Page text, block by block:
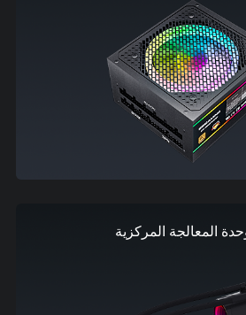
المعالجة المركزية